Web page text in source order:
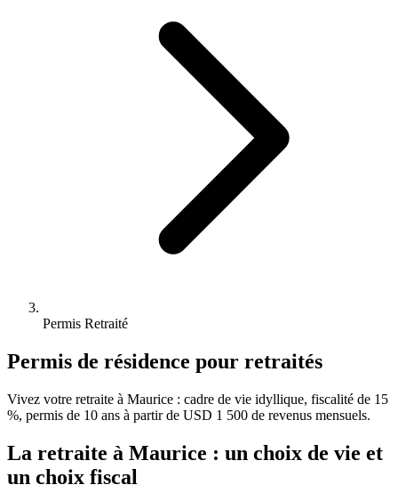
Permis Retraité
Permis de résidence pour retraités
Vivez votre retraite à Maurice : cadre de vie idyllique, fiscalité de 15
%, permis de 10 ans à partir de USD 1 500 de revenus mensuels.
La retraite à Maurice : un choix de vie et
un choix fiscal